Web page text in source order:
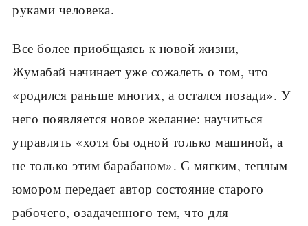
руками человека.
Все более приобщаясь к новой жизни,
Жумабай начинает уже сожалеть о том, что
«родился раньше многих, а остался позади». У
него появляется новое желание: научиться
управлять «хотя бы одной только машиной, а
не только этим барабаном». С мягким, теплым
юмором передает автор состояние старого
рабочего, озадаченного тем, что для